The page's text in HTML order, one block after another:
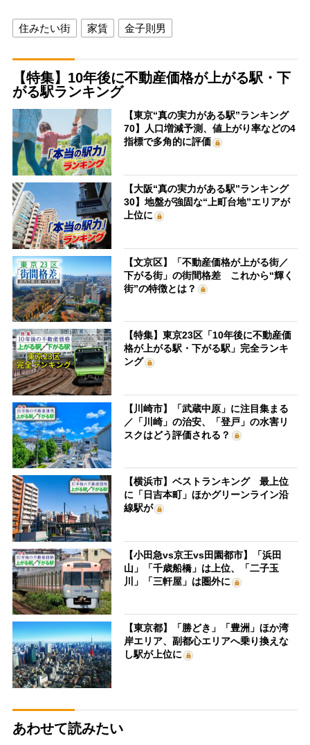
住みたい街 家賃 金子則男
【特集】10年後に不動産価格が上がる駅・下
がる駅ランキング
【東京“真の実力がある駅”ランキング
70】人口増減予測、値上がり率などの4
指標で多角的に評価
【大阪“真の実力がある駅”ランキング
30】地盤が強固な“上町台地”エリアが
上位に
【文京区】「不動産価格が上がる街／
下がる街」の街間格差 これから“輝く
街”の特徴とは？
【特集】東京23区「10年後に不動産価
格が上がる駅・下がる駅」完全ランキ
ング
【川崎市】「武蔵中原」に注目集まる
／「川崎」の治安、「登戸」の水害リ
スクはどう評価される？
【横浜市】ベストランキング 最上位
に「日吉本町」ほかグリーンライン沿
線駅が
【小田急vs京王vs田園都市】「浜田
山」「千歳船橋」は上位、「二子玉
川」「三軒屋」は圏外に
【東京都】「勝どき」「豊洲」ほか湾
岸エリア、副都心エリアへ乗り換えな
し駅が上位に
あわせて読みたい